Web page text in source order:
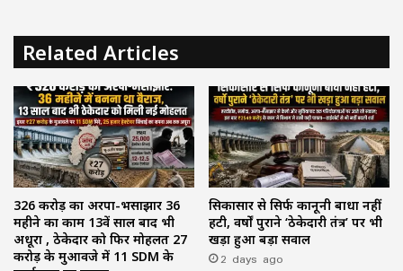
Related Articles
₹326 करोड़ का अरपा-भैंसाझार 36
महीने का काम 13वें साल बाद भी
अधूरा , ठेकेदार को फिर मोहलत ₹27
करोड़ के मुआवजे में 11 SDM के
सिकासार से सिर्फ कानूनी बाधा नहीं
हटी, वर्षों पुराने ‘ठेकेदारी तंत्र’ पर भी
खड़ा हुआ बड़ा सवाल
2 days ago